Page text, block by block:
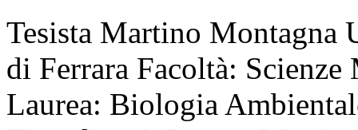
Tesista Martino Montagna
di Ferrara Facoltà:
Laurea: Biologia